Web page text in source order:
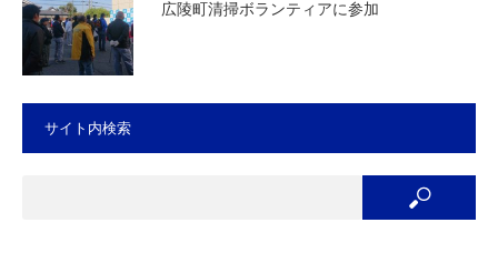
広陵町清掃ボランティアに参加
サイト内検索